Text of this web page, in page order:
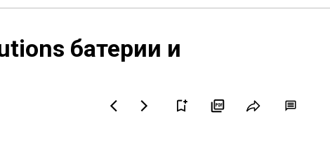
батерии и